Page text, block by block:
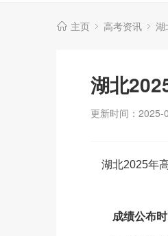
主页 高考资讯 湖
湖北
更新时间：2025-
湖北2025年高
成绩公布